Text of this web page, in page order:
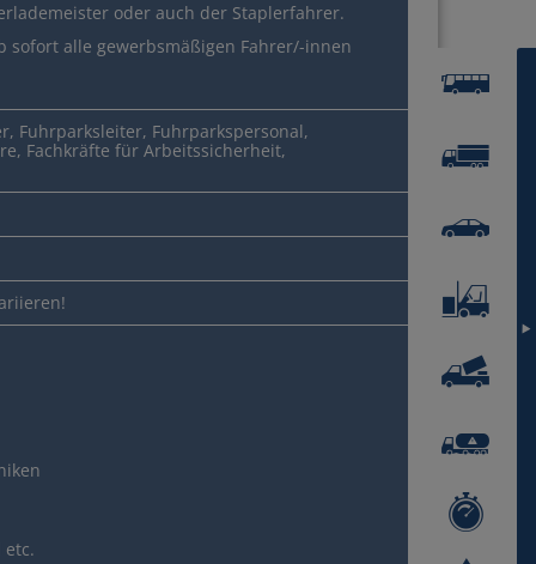
oder auch der Staplerfahrer.
sofort alle gewerbsmäßigen Fahrer/-innen
Fuhrparksleiter, Fuhrparkspersonal,
Fachkräfte für Arbeitssicherheit,